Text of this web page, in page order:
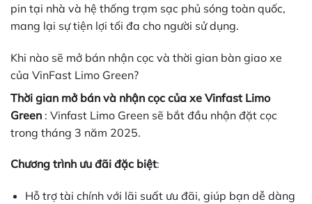
pin tại nhà và hệ thống trạm sạc phủ sóng toàn quốc,
mang lại sự tiện lợi tối đa cho người sử dụng.
Khi nào sẽ mở bán nhận cọc và thời gian bàn giao xe
của VinFast Limo Green?
Thời gian mở bán và nhận cọc của xe Vinfast Limo
Green : Vinfast Limo Green sẽ bắt đầu nhận đặt cọc
trong tháng 3 năm 2025.
Chương trình ưu đãi đặc biệt:
Hỗ trợ tài chính với lãi suất ưu đãi, giúp bạn dễ dàng